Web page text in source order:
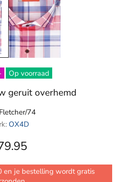
Op voorraad
geruit overhemd
Fletcher/74
OX4D
en je bestelling wordt gratis